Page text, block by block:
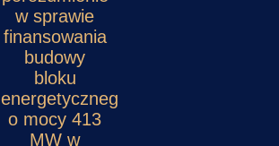
w sprawie
finansowania
budowy
bloku
energetycznego
o mocy 413
MW w